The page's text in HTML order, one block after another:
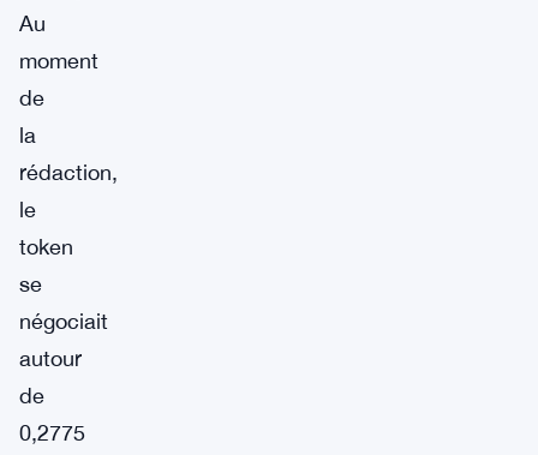
Au
moment
de
la
rédaction,
le
token
se
négociait
autour
de
0,2775